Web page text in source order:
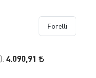
Forelli
): 4.090,91